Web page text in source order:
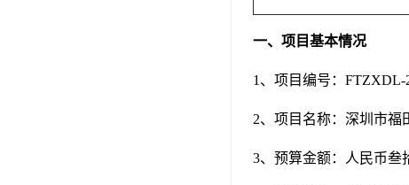
一、项目基本情况
1、项目编号：FTZXDL-
2、项目名称：深圳市福
3、预算金额：人民币叁